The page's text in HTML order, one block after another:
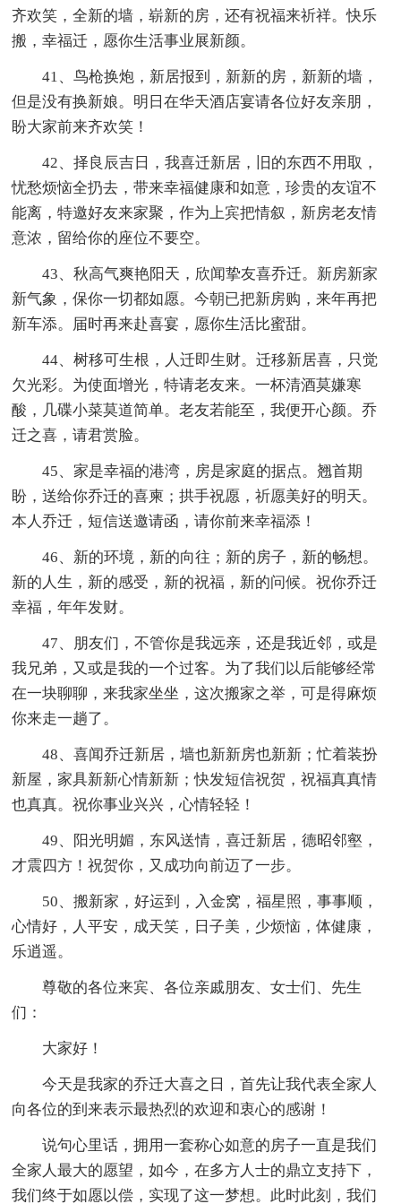
齐欢笑，全新的墙，崭新的房，还有祝福来祈祥。快乐
搬，幸福迁，愿你生活事业展新颜。
41、鸟枪换炮，新居报到，新新的房，新新的墙，
但是没有换新娘。明日在华天酒店宴请各位好友亲朋，
盼大家前来齐欢笑！
42、择良辰吉日，我喜迁新居，旧的东西不用取，
忧愁烦恼全扔去，带来幸福健康和如意，珍贵的友谊不
能离，特邀好友来家聚，作为上宾把情叙，新房老友情
意浓，留给你的座位不要空。
43、秋高气爽艳阳天，欣闻挚友喜乔迁。新房新家
新气象，保你一切都如愿。今朝已把新房购，来年再把
新车添。届时再来赴喜宴，愿你生活比蜜甜。
44、树移可生根，人迁即生财。迁移新居喜，只觉
欠光彩。为使面增光，特请老友来。一杯清酒莫嫌寒
酸，几碟小菜莫道简单。老友若能至，我便开心颜。乔
迁之喜，请君赏脸。
45、家是幸福的港湾，房是家庭的据点。翘首期
盼，送给你乔迁的喜柬；拱手祝愿，祈愿美好的明天。
本人乔迁，短信送邀请函，请你前来幸福添！
46、新的环境，新的向往；新的房子，新的畅想。
新的人生，新的感受，新的祝福，新的问候。祝你乔迁
幸福，年年发财。
47、朋友们，不管你是我远亲，还是我近邻，或是
我兄弟，又或是我的一个过客。为了我们以后能够经常
在一块聊聊，来我家坐坐，这次搬家之举，可是得麻烦
你来走一趟了。
48、喜闻乔迁新居，墙也新新房也新新；忙着装扮
新屋，家具新新心情新新；快发短信祝贺，祝福真真情
也真真。祝你事业兴兴，心情轻轻！
49、阳光明媚，东风送情，喜迁新居，德昭邻壑，
才震四方！祝贺你，又成功向前迈了一步。
50、搬新家，好运到，入金窝，福星照，事事顺，
心情好，人平安，成天笑，日子美，少烦恼，体健康，
乐逍遥。
尊敬的各位来宾、各位亲戚朋友、女士们、先生
们：
大家好！
今天是我家的乔迁大喜之日，首先让我代表全家人
向各位的到来表示最热烈的欢迎和衷心的感谢！
说句心里话，拥用一套称心如意的房子一直是我们
全家人最大的愿望，如今，在多方人士的鼎立支持下，
我们终于如愿以偿，实现了这一梦想。此时此刻，我们